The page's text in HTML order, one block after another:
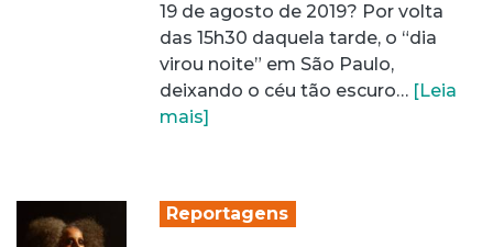
19 de agosto de 2019? Por volta
das 15h30 daquela tarde, o “dia
virou noite” em São Paulo,
deixando o céu tão escuro… [Leia
mais]
Reportagens